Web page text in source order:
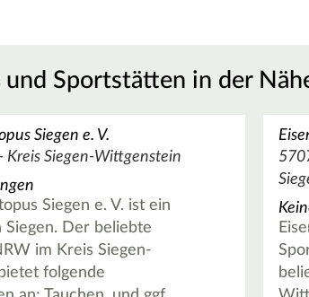
und Sportstätten in der
Siegen e. V.
Kreis Siegen-Wittgenstein
Siegen e. V. ist ein
Siegen. Der beliebte
im Kreis Siegen-
folgende